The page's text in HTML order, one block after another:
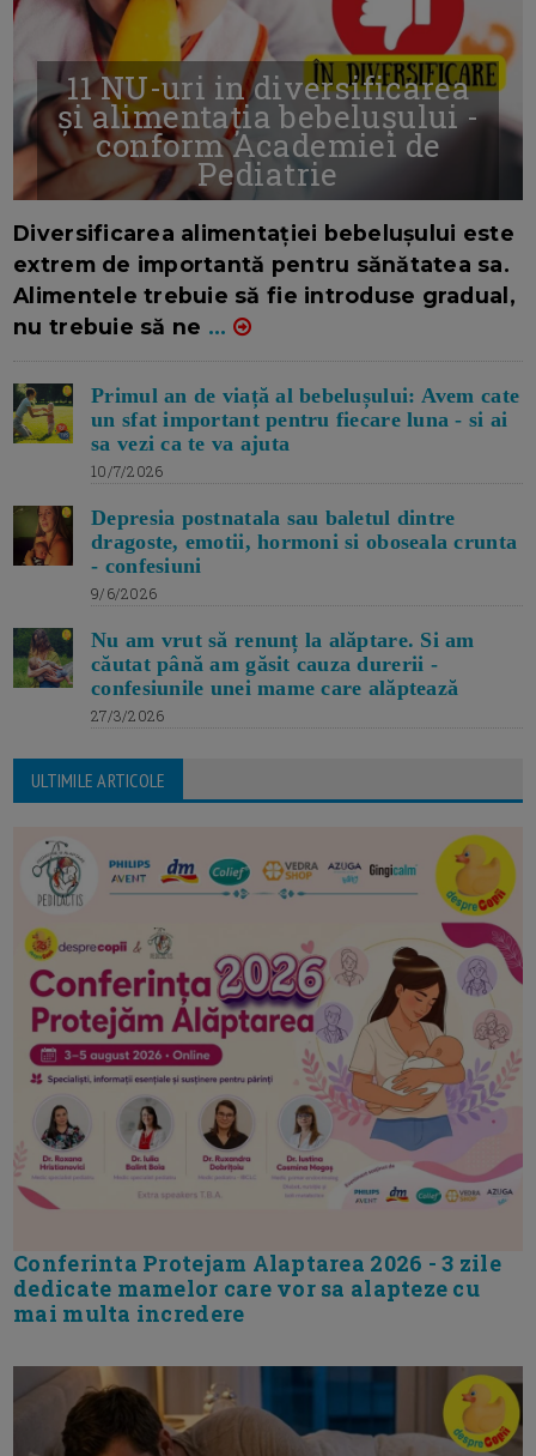
11 NU-uri in diversificarea
și alimentația bebelușului -
conform Academiei de
Pediatrie
Diversificarea alimentației bebelușului este
extrem de importantă pentru sănătatea sa.
Alimentele trebuie să fie introduse gradual,
nu trebuie să ne ...
Primul an de viață al bebelușului: Avem cate
un sfat important pentru fiecare luna - si ai
sa vezi ca te va ajuta
10/7/2026
Depresia postnatala sau baletul dintre
dragoste, emotii, hormoni si oboseala crunta
- confesiuni
9/6/2026
Nu am vrut să renunț la alăptare. Si am
căutat până am găsit cauza durerii -
confesiunile unei mame care alăptează
27/3/2026
ULTIMILE ARTICOLE
Conferinta Protejam Alaptarea 2026 - 3 zile
dedicate mamelor care vor sa alapteze cu
mai multa incredere